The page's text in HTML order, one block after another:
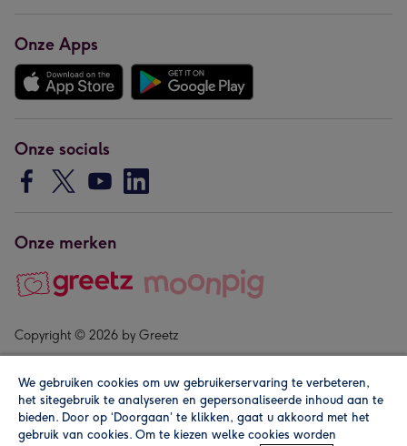
Onze Apps
Onze socials
Onze merken
Copyright © 2026 by Greetz
We gebruiken cookies om uw gebruikerservaring te verbeteren,
het sitegebruik te analyseren en gepersonaliseerde inhoud aan te
bieden. Door op ‘Doorgaan’ te klikken, gaat u akkoord met het
gebruik van cookies. Om te kiezen welke cookies worden